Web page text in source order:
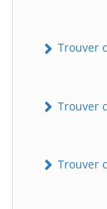
Trouver
Trouver
Trouver